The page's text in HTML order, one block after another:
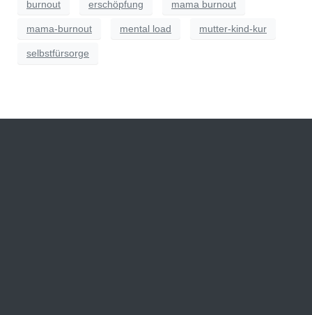
burnout erschöpfung mama burnout
mama-burnout mental load mutter-kind-kur
selbstfürsorge